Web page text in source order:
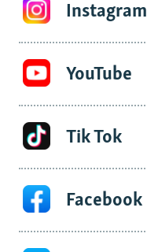
Instagram
YouTube
Tik Tok
Facebook